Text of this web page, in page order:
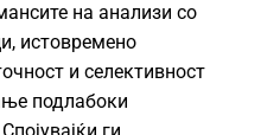
на анализи со
истовремено
и селективност
подлабоки